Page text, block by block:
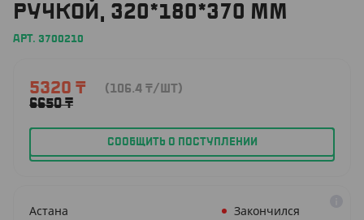
РУЧКОЙ, 320*180*370 ММ
АРТ. 3700210
5320 ₸
6650₸
(106.4 ₸/ШТ)
СООБЩИТЬ О ПОСТУПЛЕНИИ
Астана
Закончился